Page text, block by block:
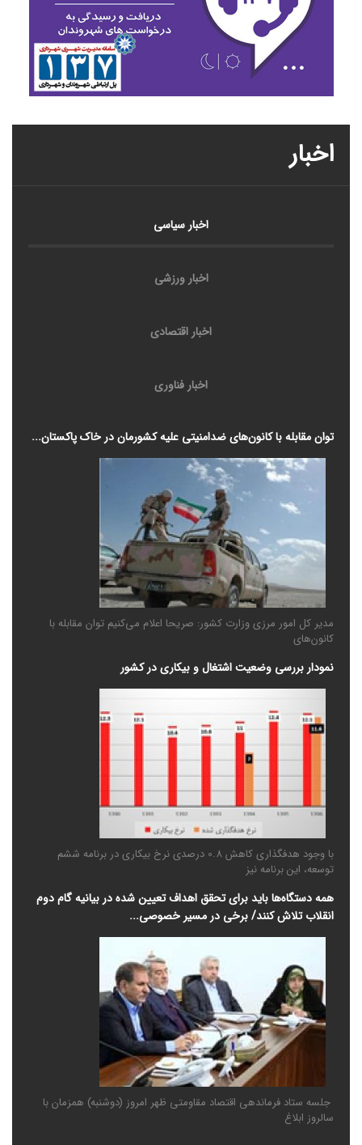
اخبار
اخبار سیاسی
اخبار ورزشی
اخبار اقتصادی
اخبار فناوری
توان مقابله با کانون‌های ضدامنیتی علیه کشورمان در خاک پاکستان...
مدیر کل امور مرزی وزارت کشور: صریحا اعلام می‌کنیم توان مقابله با
کانون‌های
نمودار بررسی وضعیت اشتغال و بیکاری در کشور
با وجود هدفگذاری کاهش 0.8 درصدی نرخ بیکاری در برنامه ششم
توسعه، این برنامه نیز
همه دستگاه‌ها باید برای تحقق اهداف تعیین شده در بیانیه گام دوم
انقلاب تلاش کنند/ برخی در مسیر خصوصی‌...
جلسه ستاد فرماندهی اقتصاد مقاومتی ظهر امروز (دوشنبه) همزمان با
سالروز ابلاغ